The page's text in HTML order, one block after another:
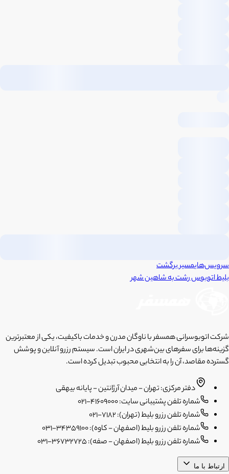
سرویس‌هایمسیر برگشت
بلیط اتوبوسرشتبهشاهین شهر
شرکت اتوبوسرانی همسفر با ناوگان مدرن و خدمات باکیفیت، یکی از معتبرترین
گزینه‌ها برای سفرهای بین‌شهری در ایران است. سیستم رزرو آنلاین و پوشش
گسترده مقاصد، آن را به انتخابی محبوب تبدیل کرده است.
دفتر مرکزی: تهران - میدان آرژانتین - پایانه بیهقی
شماره تلفن پشتیبانی سایت: 41609000-021
شماره تلفن رزرو بلیط (تهران): 7182-021
شماره تلفن رزرو بلیط (اصفهان - کاوه): 34359100-031
شماره تلفن رزرو بلیط (اصفهان - صفه): 36732725-031
ارتباط با ما